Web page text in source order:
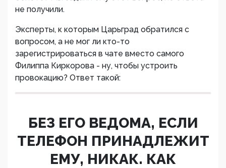
не получили.
Эксперты, к которым Царьград обратился с
вопросом, а не мог ли кто-то
зарегистрироваться в чате вместо самого
Филиппа Киркорова - ну, чтобы устроить
провокацию? Ответ такой:
БЕЗ ЕГО ВЕДОМА, ЕСЛИ
ТЕЛЕФОН ПРИНАДЛЕЖИТ
ЕМУ, НИКАК. КАК